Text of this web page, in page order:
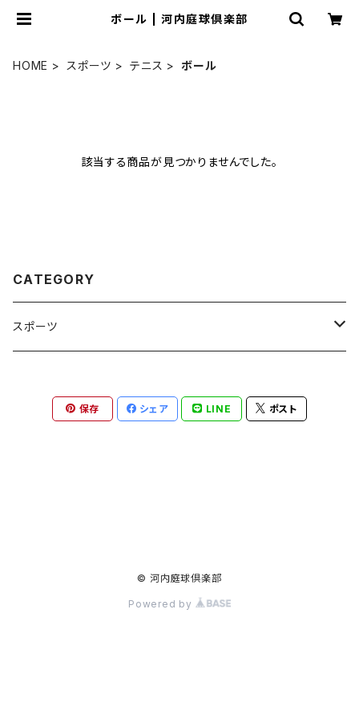
ボール | 河内庭球倶楽部
HOME スポーツ テニス ボール
該当する商品が見つかりませんでした。
CATEGORY
スポーツ
インソール
保存 シェア LINE ポスト
© 河内庭球倶楽部
Powered by